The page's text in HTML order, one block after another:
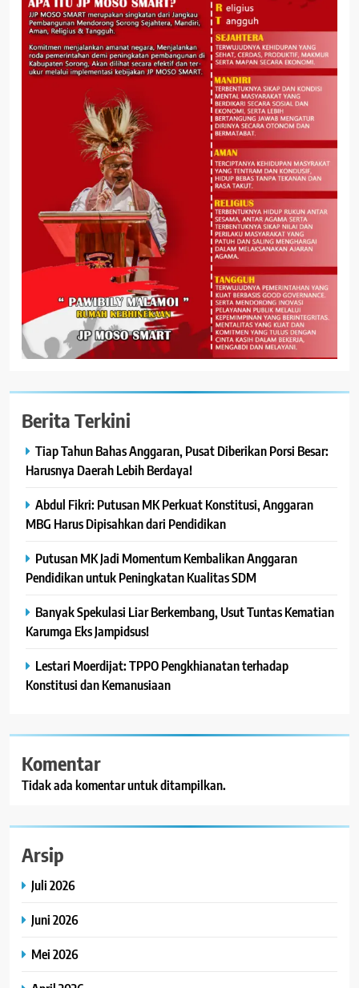
Berita Terkini
Tiap Tahun Bahas Anggaran, Pusat Diberikan Porsi Besar:
Harusnya Daerah Lebih Berdaya!
Abdul Fikri: Putusan MK Perkuat Konstitusi, Anggaran
MBG Harus Dipisahkan dari Pendidikan
Putusan MK Jadi Momentum Kembalikan Anggaran
Pendidikan untuk Peningkatan Kualitas SDM
Banyak Spekulasi Liar Berkembang, Usut Tuntas Kematian
Karumga Eks Jampidsus!
Lestari Moerdijat: TPPO Pengkhianatan terhadap
Konstitusi dan Kemanusiaan
Komentar
Tidak ada komentar untuk ditampilkan.
Arsip
Juli 2026
Juni 2026
Mei 2026